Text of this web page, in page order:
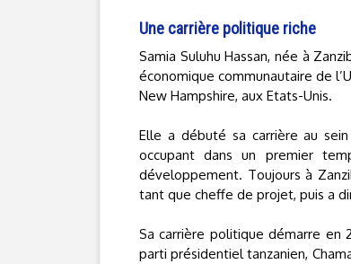
Une carrière politique riche
Samia Suluhu Hassan, née à
économique communautaire de
New Hampshire, aux Etats-Unis.
Elle a débuté sa carrière au
occupant dans un premier
développement. Toujours à
tant que cheffe de projet, puis a
Sa carrière politique démarre en
parti présidentiel tanzanien,